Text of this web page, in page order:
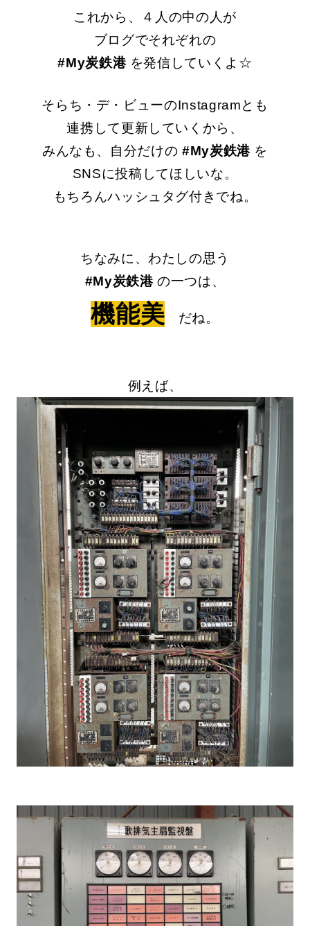
これから、４人の中の人が
ブログでそれぞれの
#My炭鉄港を発信していくよ☆
そらち・デ・ビューのInstagramとも
連携して更新していくから、
みんなも、自分だけの #My炭鉄港を
SNSに投稿してほしいな。
もちろんハッシュタグ付きでね。
ちなみに、わたしの思う
#My炭鉄港の一つは、
機能美 だね。
例えば、